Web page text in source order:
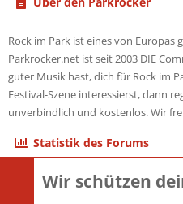
Rock im Park ist eines von Europas
Parkrocker.net ist seit 2003 DIE
guter Musik hast, dich für Rock im
Festival-Szene interessierst, dann
unverbindlich und kostenlos. Wir
Statistik des Forums
ThemenWir schützen